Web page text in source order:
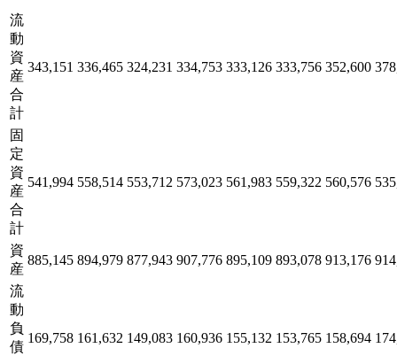
流
動
資
産
合
計
343,151 336,465 324,231 334,753 333,126 333,756 352,600
固
定
資
産
合
計
541,994 558,514 553,712 573,023 561,983 559,322 560,576
資
産
885,145 894,979 877,943 907,776 895,109 893,078 913,176
流
動
負
債
169,758 161,632 149,083 160,936 155,132 153,765 158,694